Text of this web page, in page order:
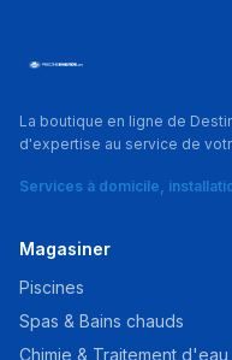
La boutique en ligne de
d'expertise au service de
Services à domicile,
Magasiner
Piscines
Spas & Bains chauds
Chimie & Traitement d'eau